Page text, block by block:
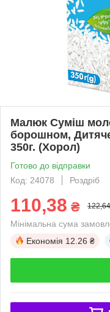
Малюк Суміш
борошном, Дитяче
350г. (Хорол)
Готово до відправки
Код: 24078
Роздріб
110,38 ₴
Мінімальна сума
Економія 12.26 ₴